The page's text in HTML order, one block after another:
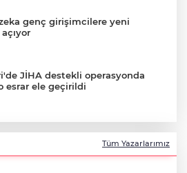
genç girişimcilere yeni
JİHA destekli operasyonda
esrar ele geçirildi
ziyareti
Tüm Yazarlarımız